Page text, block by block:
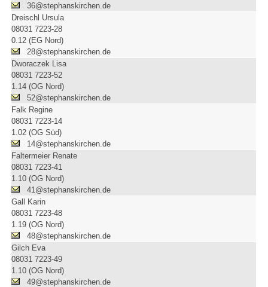
36@stephanskirchen.de
Dreischl Ursula
08031 7223-28
0.12 (EG Nord)
28@stephanskirchen.de
Dworaczek Lisa
08031 7223-52
1.14 (OG Nord)
52@stephanskirchen.de
Falk Regine
08031 7223-14
1.02 (OG Süd)
14@stephanskirchen.de
Faltermeier Renate
08031 7223-41
1.10 (OG Nord)
41@stephanskirchen.de
Gall Karin
08031 7223-48
1.19 (OG Nord)
48@stephanskirchen.de
Gilch Eva
08031 7223-49
1.10 (OG Nord)
49@stephanskirchen.de